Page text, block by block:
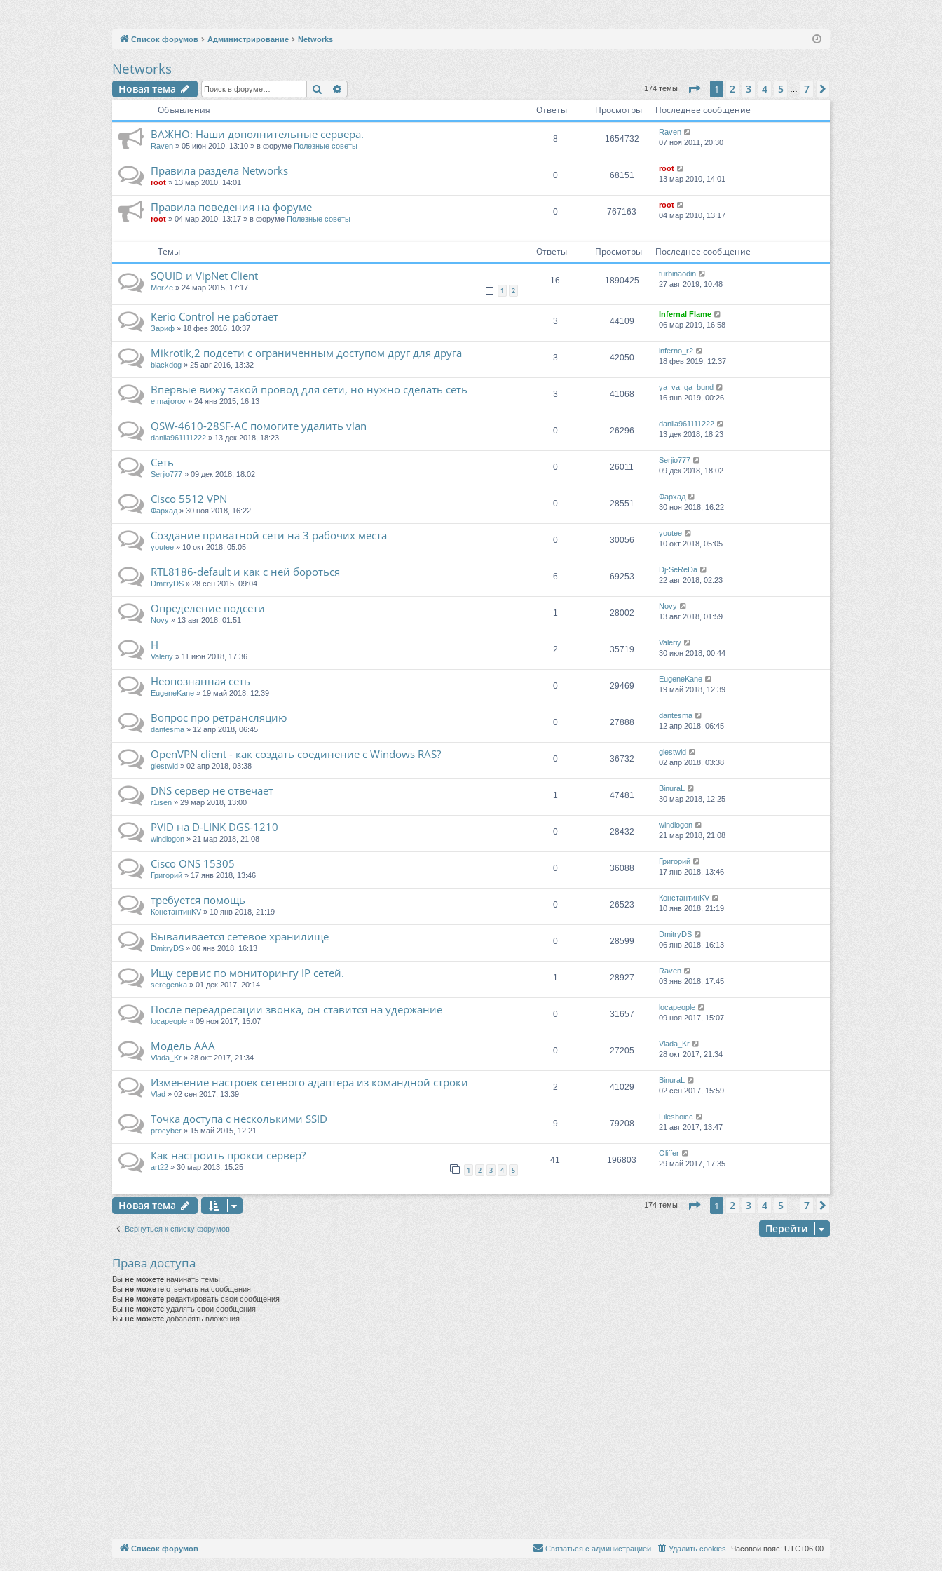
Список форумов Администрирование Networks
Networks
Новая тема Поиск 174 темы Страница из 7
1 2 3 4 5 7
Объявления Ответы Просмотры Последнее сообщение
ВАЖНО: Наши дополнительные сервера.
Raven » 05 июн 2010, 13:10 » в форуме Полезные советы
8 1654732
Raven
07 ноя 2011, 20:30
Правила раздела Networks
root » 13 мар 2010, 14:01
0 68151
root
13 мар 2010, 14:01
Правила поведения на форуме
root » 04 мар 2010, 13:17 » в форуме Полезные советы
0 767163
root
04 мар 2010, 13:17
Темы Ответы Просмотры Последнее сообщение
SQUID и VipNet Client
MorZe » 24 мар 2015, 17:17 1 2
16 1890425
turbinaodin
27 авг 2019, 10:48
Kerio Control не работает
Зариф » 18 фев 2016, 10:37
3 44109
Infernal Flame
06 мар 2019, 16:58
Mikrotik,2 подсети с ограниченным доступом друг для друга
blackdog » 25 авг 2016, 13:32
3 42050
inferno_r2
18 фев 2019, 12:37
Впервые вижу такой провод для сети, но нужно сделать сеть
e.majjorov » 24 янв 2015, 16:13
3 41068
ya_va_ga_bund
16 янв 2019, 00:26
QSW-4610-28SF-AC помогите удалить vlan
danila961111222 » 13 дек 2018, 18:23
0 26296
danila961111222
13 дек 2018, 18:23
Сеть
Serjio777 » 09 дек 2018, 18:02
0 26011
Serjio777
09 дек 2018, 18:02
Cisco 5512 VPN
Фархад » 30 ноя 2018, 16:22
0 28551
Фархад
30 ноя 2018, 16:22
Создание приватной сети на 3 рабочих места
youtee » 10 окт 2018, 05:05
0 30056
youtee
10 окт 2018, 05:05
RTL8186-default и как с ней бороться
DmitryDS » 28 сен 2015, 09:04
6 69253
Dj-SeReDa
22 авг 2018, 02:23
Определение подсети
Novy » 13 авг 2018, 01:51
1 28002
Novy
13 авг 2018, 01:59
Н
Valeriy » 11 июн 2018, 17:36
2 35719
Valeriy
30 июн 2018, 00:44
Неопознанная сеть
EugeneKane » 19 май 2018, 12:39
0 29469
EugeneKane
19 май 2018, 12:39
Вопрос про ретрансляцию
dantesma » 12 апр 2018, 06:45
0 27888
dantesma
12 апр 2018, 06:45
OpenVPN client - как создать соединение с Windows RAS?
glestwid » 02 апр 2018, 03:38
0 36732
glestwid
02 апр 2018, 03:38
DNS сервер не отвечает
r1isen » 29 мар 2018, 13:00
1 47481
BinuraL
30 мар 2018, 12:25
PVID на D-LINK DGS-1210
windlogon » 21 мар 2018, 21:08
0 28432
windlogon
21 мар 2018, 21:08
Cisco ONS 15305
Григорий » 17 янв 2018, 13:46
0 36088
Григорий
17 янв 2018, 13:46
требуется помощь
КонстантинKV » 10 янв 2018, 21:19
0 26523
КонстантинKV
10 янв 2018, 21:19
Вываливается сетевое хранилище
DmitryDS » 06 янв 2018, 16:13
0 28599
DmitryDS
06 янв 2018, 16:13
Ищу сервис по мониторингу IP сетей.
seregenka » 01 дек 2017, 20:14
1 28927
Raven
03 янв 2018, 17:45
После переадресации звонка, он ставится на удержание
locapeople » 09 ноя 2017, 15:07
0 31657
locapeople
09 ноя 2017, 15:07
Модель AAA
Vlada_Kr » 28 окт 2017, 21:34
0 27205
Vlada_Kr
28 окт 2017, 21:34
Изменение настроек сетевого адаптера из командной строки
Vlad » 02 сен 2017, 13:39
2 41029
BinuraL
02 сен 2017, 15:59
Точка доступа с несколькими SSID
procyber » 15 май 2015, 12:21
9 79208
Fileshoicc
21 авг 2017, 13:47
Как настроить прокси сервер?
art22 » 30 мар 2013, 15:25 1 2 3 4 5
41 196803
Oliffer
29 май 2017, 17:35
Новая тема 174 темы Страница из 7
1 2 3 4 5 7
Вернуться к списку форумов Перейти
Права доступа
Вы не можете начинать темы
Вы не можете отвечать на сообщения
Вы не можете редактировать свои сообщения
Вы не можете удалять свои сообщения
Вы не можете добавлять вложения
Список форумов Часовой пояс: UTC+06:00
Удалить cookies
Связаться с администрацией